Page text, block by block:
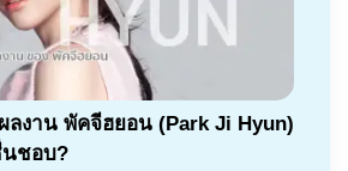
ลงาน พัคจีฮยอน (Park Ji Hyun)
นชอบ?